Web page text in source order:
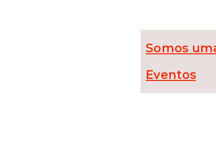
Somos
Eventos